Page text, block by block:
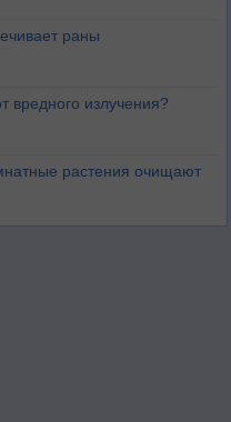
раны
вредного излучения?
растения очищают